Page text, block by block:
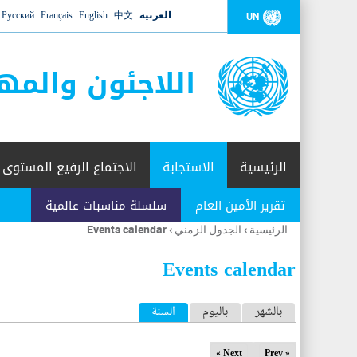
UN العربية 中文
English
Français
Русский
اللاجئون
الرئيسية الاستجابة
تقرير الأمين العام سلسلة مناسبات عالمية
الاجتماع الرفيع المستوى
أنت
هنا
الرئيسية › الجدول الزمني ›
Events calendar
Events calendar
ا
ل
بالشهر باليوم السنة (علامة التبويب النشطة)